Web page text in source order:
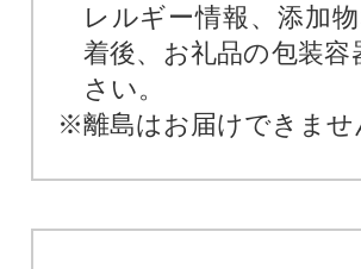
レルギー情報、添加
着後、お礼品の包装
さい。
※離島はお届けできませ